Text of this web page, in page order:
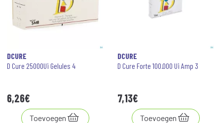
DCURE
D Cure 25000Ui Gelules 4
6,26€
Toevoegen
DCURE
D Cure Forte 100.000 Ui Amp 3
7,13€
Toevoegen